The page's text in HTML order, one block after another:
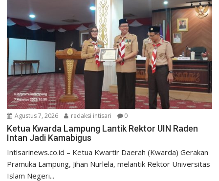
Agustus 7, 2026 redaksi intisari 0
Ketua Kwarda Lampung Lantik Rektor UIN Raden
Intan Jadi Kamabigus
Intisarinews.co.id – Ketua Kwartir Daerah (Kwarda) Gerakan
Pramuka Lampung, Jihan Nurlela, melantik Rektor Universitas
Islam Negeri...